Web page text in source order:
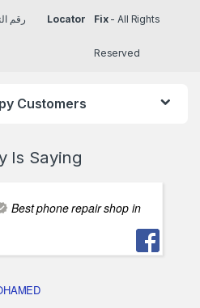
Locator Fix- All Rights
Reserved
Customers
Is Saying
Best phone repair shop in